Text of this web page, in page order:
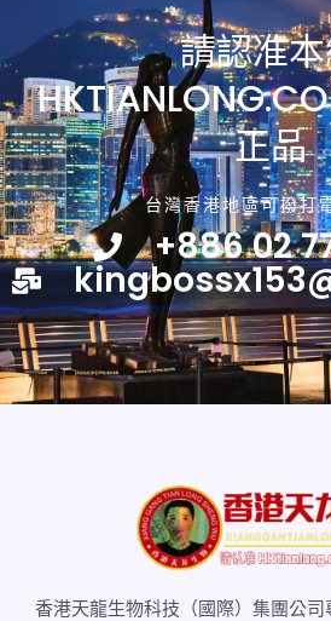
請認准
正品
台灣香港地區可撥打
+886 02
香港天龍生物科技（國際）集團公